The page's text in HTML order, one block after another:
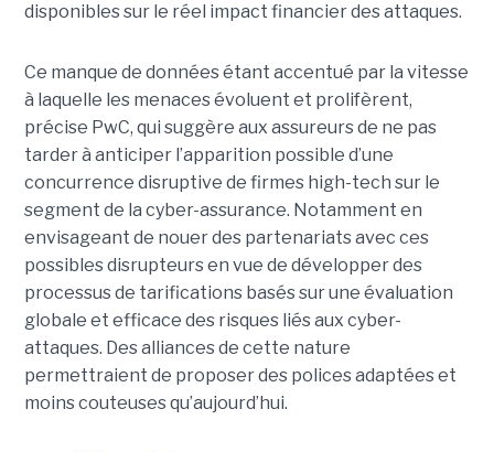
disponibles sur le réel impact financier des attaques.
Ce manque de données étant accentué par la vitesse
à laquelle les menaces évoluent et prolifèrent,
précise PwC, qui suggère aux assureurs de ne pas
tarder à anticiper l’apparition possible d’une
concurrence disruptive de firmes high-tech sur le
segment de la cyber-assurance. Notamment en
envisageant de nouer des partenariats avec ces
possibles disrupteurs en vue de développer des
processus de tarifications basés sur une évaluation
globale et efficace des risques liés aux cyber-
attaques. Des alliances de cette nature
permettraient de proposer des polices adaptées et
moins couteuses qu’aujourd’hui.